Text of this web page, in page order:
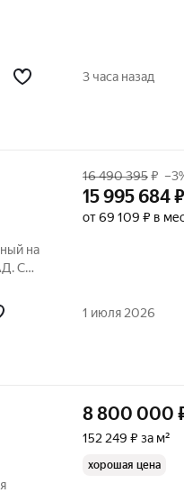
3 часа назад
на
С
16 490 395₽
15 995 684₽
от 69 109 ₽ в
1 июля 2026
8 800 000
152 249 ₽ за м²
хорошая цена